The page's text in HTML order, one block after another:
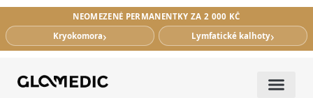
NEOMEZENÉ PERMANENTKY ZA 2 000 KČ
Kryokomora› Lymfatické kalhoty›